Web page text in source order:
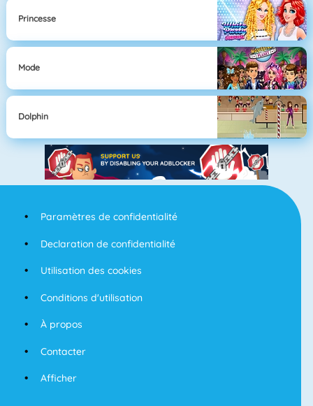
Princesse
Mode
Dolphin
Paramètres de confidentialité
Declaration de confidentialité
Utilisation des cookies
Conditions d'utilisation
À propos
Contacter
Afficher